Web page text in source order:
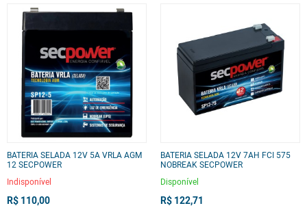
BATERIA SELADA 12V 5A VRLA AGM
12 SECPOWER
Indisponível
R$ 110,00
BATERIA SELADA 12V 7AH FCI 575
NOBREAK SECPOWER
Disponível
R$ 122,71